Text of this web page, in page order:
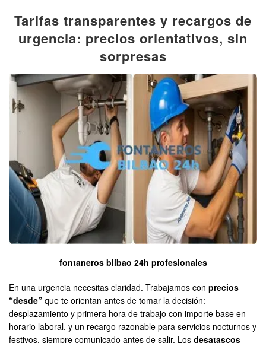
Tarifas transparentes y recargos de
urgencia: precios orientativos, sin
sorpresas
fontaneros bilbao 24h profesionales
En una urgencia necesitas claridad. Trabajamos con precios
“desde” que te orientan antes de tomar la decisión:
desplazamiento y primera hora de trabajo con importe base en
horario laboral, y un recargo razonable para servicios nocturnos y
festivos, siempre comunicado antes de salir. Los desatascos